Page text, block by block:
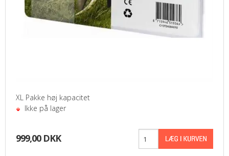
XL Pakke høj kapacitet
Ikke på lager
999,00 DKK